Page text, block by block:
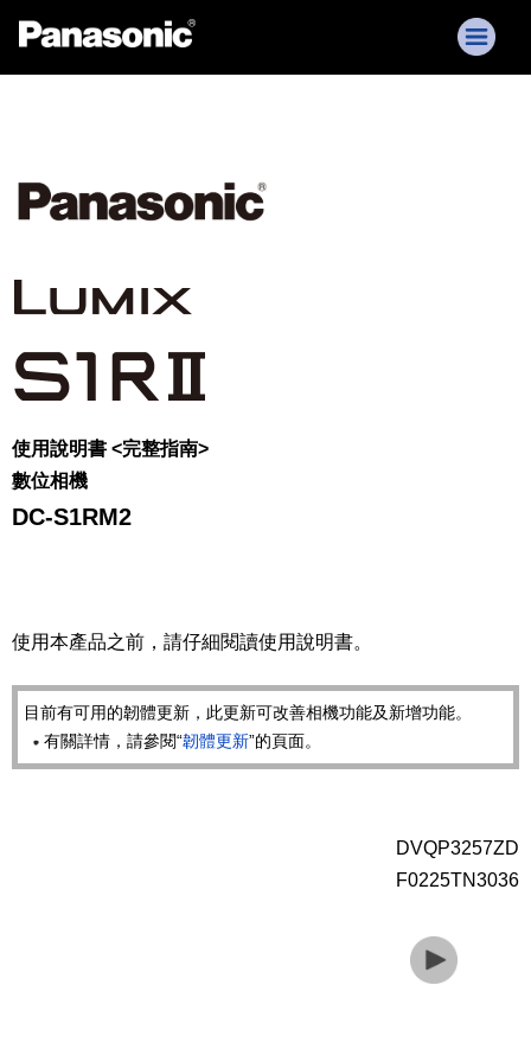
使用說明書 <完整指南>
數位相機
DC-S1RM2
使用本產品之前，請仔細閱讀使用說明書。
目前有可用的韌體更新，此更新可改善相機功能及新增功能。
有關詳情，請參閱“韌體更新”的頁面。
DVQP3257ZD
F0225TN3036